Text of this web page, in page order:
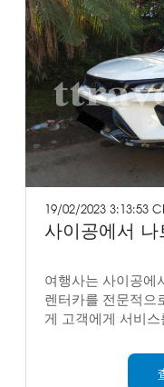
19/02/2023 3:13:53
사이공에서
여행사는 사이공에
렌터카를 전문적으
게 고객에게 서비